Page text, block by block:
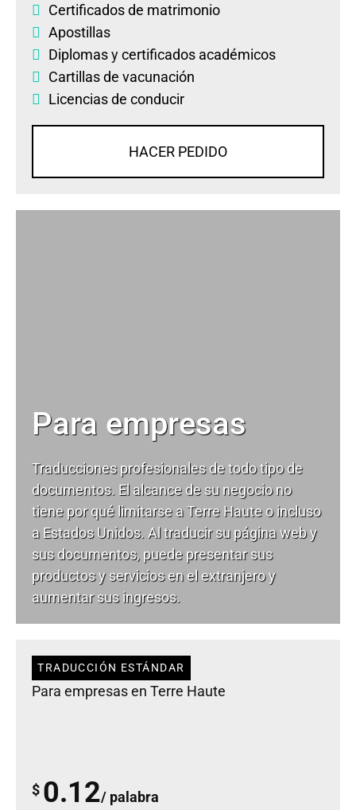
Certificados de matrimonio
Apostillas
Diplomasycertificados académicos
Cartillas de vacunación
Licencias de conducir
HACER PEDIDO
Para empresas
Traducciones profesionales de todo tipo de
documentos. El alcance de su negocio no
tiene por qué limitarse a Terre Haute o incluso
a Estados Unidos. Al traducir su página web y
sus documentos, puede presentar sus
productos y servicios en el extranjero y
aumentar sus ingresos.
TRADUCCIÓN ESTÁNDAR
Para empresas en Terre Haute
$ 0.12/ palabra